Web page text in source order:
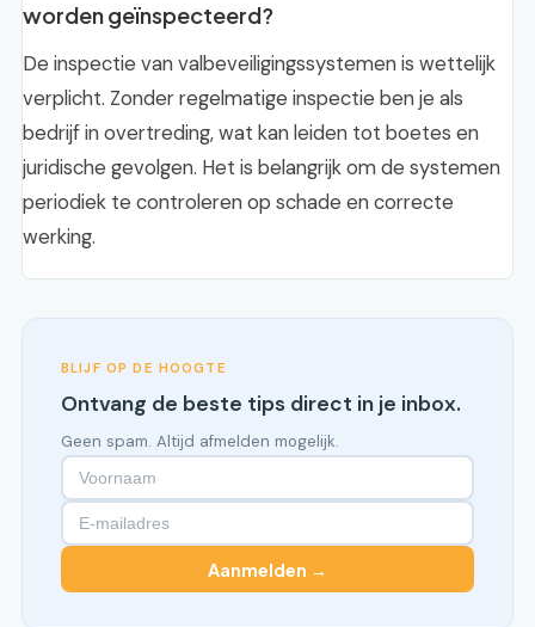
worden geïnspecteerd?
De inspectie van valbeveiligingssystemen is wettelijk
verplicht. Zonder regelmatige inspectie ben je als
bedrijf in overtreding, wat kan leiden tot boetes en
juridische gevolgen. Het is belangrijk om de systemen
periodiek te controleren op schade en correcte
werking.
BLIJF OP DE HOOGTE
Ontvang de beste tips direct in je inbox.
Geen spam. Altijd afmelden mogelijk.
Aanmelden →